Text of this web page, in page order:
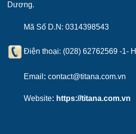
Dương.
Mã Số D.N: 0314398543
Điện thoại: (028) 62762569 -1-
Email : contact@titana.com.vn
Website: https://titana.com.vn